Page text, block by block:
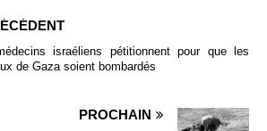
israéliens pétitionnent pour que les
de Gaza soient bombardés
PROCHAIN